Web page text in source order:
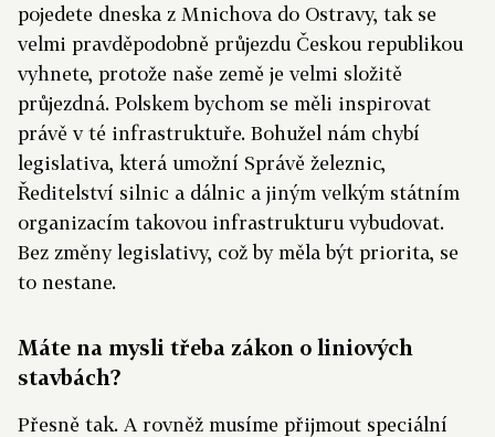
pojedete dneska z Mnichova do Ostravy, tak se
velmi pravděpodobně průjezdu Českou republikou
vyhnete, protože naše země je velmi složitě
průjezdná. Polskem bychom se měli inspirovat
právě v té infrastruktuře. Bohužel nám chybí
legislativa, která umožní Správě železnic,
Ředitelství silnic a dálnic a jiným velkým státním
organizacím takovou infrastrukturu vybudovat.
Bez změny legislativy, což by měla být priorita, se
to nestane.
Máte na mysli třeba zákon o liniových
stavbách?
Přesně tak. A rovněž musíme přijmout speciální